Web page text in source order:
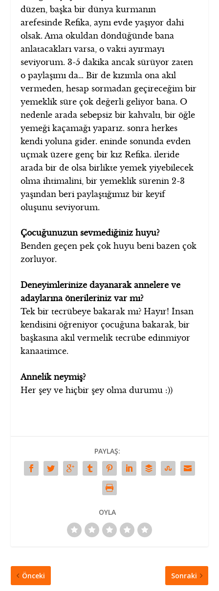
düzen, başka bir dünya kurmanın
arefesinde Refika, aynı evde yaşıyor dahi
olsak. Ama okuldan döndüğünde bana
anlatacakları varsa, o vakti ayırmayı
seviyorum. 3-5 dakika ancak sürüyor zaten
o paylaşımı da… Bir de kızımla ona akıl
vermeden, hesap sormadan geçireceğim bir
yemeklik süre çok değerli geliyor bana. O
nedenle arada sebepsiz bir kahvaltı, bir öğle
yemeği kaçamağı yaparız. sonra herkes
kendi yoluna gider. eninde sonunda evden
uçmak üzere genç bir kız Refika. ileride
arada bir de olsa birlikte yemek yiyebilecek
olma ihtimalini, bir yemeklik sürenin 2-3
yaşından beri paylaştığımız bir keyif
oluşunu seviyorum.
Çocuğunuzun sevmediğiniz huyu?
Benden geçen pek çok huyu beni bazen çok
zorluyor.
Deneyimlerinize dayanarak annelere ve
adaylarına önerileriniz var mı?
Tek bir tecrübeye bakarak mı? Hayır! İnsan
kendisini öğreniyor çocuğuna bakarak, bir
başkasına akıl vermelik tecrübe edinmiyor
kanaatimce.
Annelik neymiş?
Her şey ve hiçbir şey olma durumu :))
PAYLAŞ:
OYLA
Önceki Sonraki